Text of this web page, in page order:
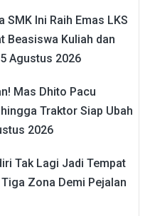
SMK Ini Raih Emas LKS
Beasiswa Kuliah dan
5 Agustus 2026
Mas Dhito Pacu
Traktor Siap Ubah
2026
Tak Lagi Jadi Tempat
Zona Demi Pejalan